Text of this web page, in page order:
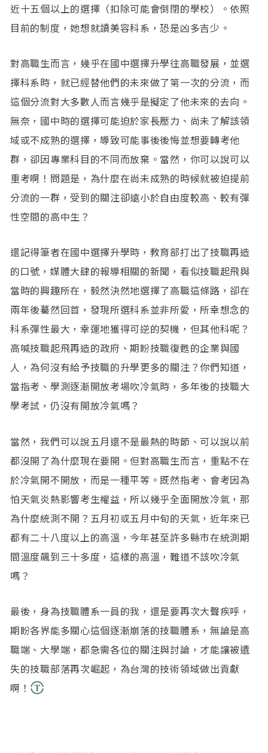
近十五個以上的選擇（扣除可能會倒閉的學校）。依照
目前的制度，她想就讀美容科系，恐是凶多吉少。
對高職生而言，幾乎在國中選擇升學往高職發展，並選
擇科系時，就已經替他們的未來做了第一次的分流，而
這個分流對大多數人而言幾乎是擬定了他未來的去向。
無奈，國中時的選擇可能迫於家長壓力、尚未了解該領
域或不成熟的選擇，導致可能事後後悔並想要轉考他
群，卻因專業科目的不同而放棄。當然，你可以說可以
重考啊！問題是，為什麼在尚未成熟的時候就被迫提前
分流的一群，受到的關注卻遠小於自由度較高、較有彈
性空間的高中生？
還記得筆者在國中選擇升學時，教育部打出了技職再造
的口號，媒體大肆的報導相關的新聞，看似技職起飛與
當時的興趣所在，毅然決然地選擇了高職這條路，卻在
兩年後驀然回首，發現所選科系並非所愛，所幸想念的
科系彈性最大，幸運地獲得可逆的契機，但其他科呢？
高喊技職起飛再造的政府、期盼技職復甦的企業與國
人，為何沒有給予技職的升學更多的關注？你們知道，
當指考、學測逐漸開放考場吹冷氣時，多年後的技職大
學考試，仍沒有開放冷氣嗎？
當然，我們可以說五月還不是最熱的時節、可以說以前
都沒開了為什麼現在要開。但對高職生而言，重點不在
於冷氣開不開放，而是一種平等。既然指考、會考因為
怕天氣炎熱影響考生權益，所以幾乎全面開放冷氣，那
為什麼統測不開？五月初或五月中旬的天氣，近年來已
都有二十八度以上的高溫，今年甚至許多縣市在統測期
間溫度飆到三十多度，這樣的高溫，難道不該吹冷氣
嗎？
最後，身為技職體系一員的我，還是要再次大聲疾呼，
期盼各界能多關心這個逐漸崩落的技職體系，無論是高
職端、大學端，都急需各位的關注與討論，才能讓被遺
失的技職部落再次崛起，為台灣的技術領域做出貢獻
啊！